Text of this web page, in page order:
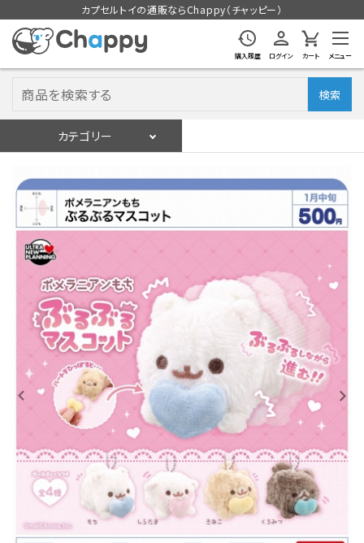
カプセルトイの通販ならChappy（チャッピー）
購入履歴 ログイン カート メニュー
検索
カテゴリー
ログイン 会員登録
入荷スケジュールをチェック
カプセルトイ
販促用空カプセル
レンタル
景品・玩具・文具
販促用カプセルトイ